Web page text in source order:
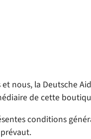
nous, la Deutsche
de cette
conditions